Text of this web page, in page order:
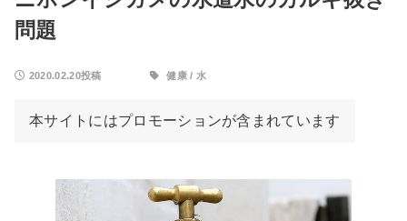
問題
2020.02.20投稿 健康 / 水
本サイトにはプロモーションが含まれています